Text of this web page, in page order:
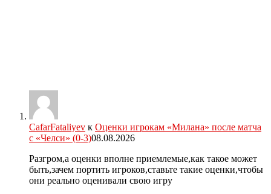
CafarFataliyev к Оценки игрокам «Милана» после матча
с «Челси» (0-3)08.08.2026
Разгром,а оценки вполне приемлемые,как такое может
быть,зачем портить игроков,ставьте такие оценки,чтобы
они реально оценивали свою игру